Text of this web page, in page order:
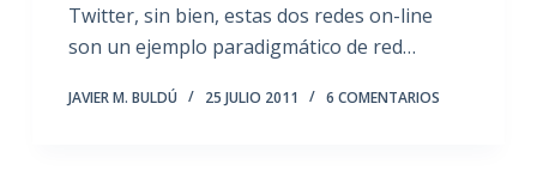
Twitter, sin bien, estas dos redes on-line
son un ejemplo paradigmático de red…
JAVIER M. BULDÚ 25 JULIO 2011 6 COMENTARIOS